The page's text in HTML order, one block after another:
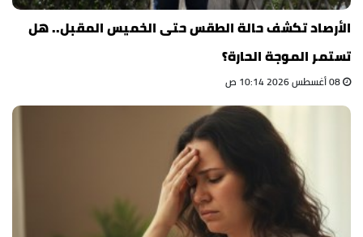
الأرصاد تكشف حالة الطقس حتى الخميس المقبل.. هل
تستمر الموجة الحارة؟